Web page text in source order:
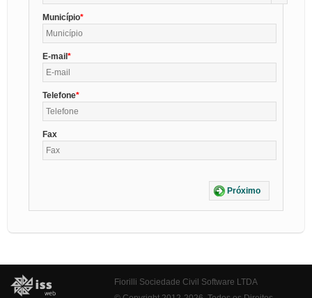
Município
E-mail
Telefone
Fax
Próximo
Fiorilli Sociedade Civil Software LTDA